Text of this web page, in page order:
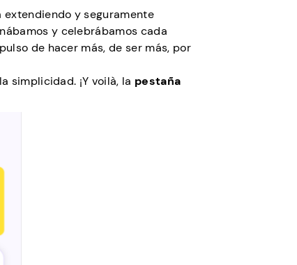
extendiendo y seguramente
y celebrábamos cada
de hacer más, de ser más, por
simplicidad. ¡Y voilà, la pestaña